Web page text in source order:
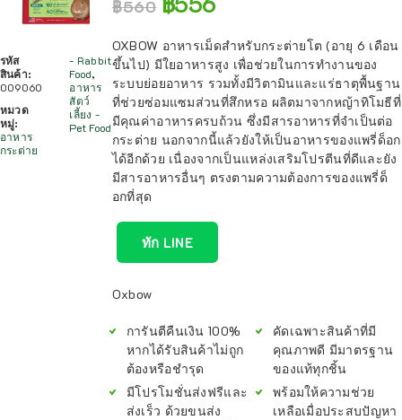
รหัส
สินค้า:
009060
หมวด
หมู่:
อาหาร
กระต่าย
- Rabbit
Food,
อาหาร
สัตว์
เลี้ยง -
Pet Food
฿560
OXBOW อาหารเม็ดสำหรับกระต่ายโต (อายุ 6 เดือน
ขึ้นไป) มีใยอาหารสูง เพื่อช่วยในการทำงานของ
ระบบย่อยอาหาร รวมทั้งมีวิตามินและแร่ธาตุพื้นฐาน
ที่ช่วยซ่อมแซมส่วนที่สึกหรอ ผลิตมาจากหญ้าทิโมธีที่
มีคุณค่าอาหารครบถ้วน ซึ่งมีสารอาหารที่จำเป็นต่อ
กระต่าย นอกจากนี้แล้วยังให้เป็นอาหารของแพรี่ด็อก
ได้อีกด้วย เนื่องจากเป็นแหล่งเสริมโปรตีนที่ดีและยัง
มีสารอาหารอื่นๆ ตรงตามความต้องการของแพรี่ด็
อกที่สุด
ทัก LINE
Oxbow
การันตีคืนเงิน 100%
หากได้รับสินค้าไม่ถูก
ต้องหรือชำรุด
มีโปรโมชั่นส่งฟรีและ
ส่งเร็ว ด้วยขนส่ง
คัดเฉพาะสินค้าที่มี
คุณภาพดี มีมาตรฐาน
ของแท้ทุกชิ้น
พร้อมให้ความช่วย
เหลือเมื่อประสบปัญหา